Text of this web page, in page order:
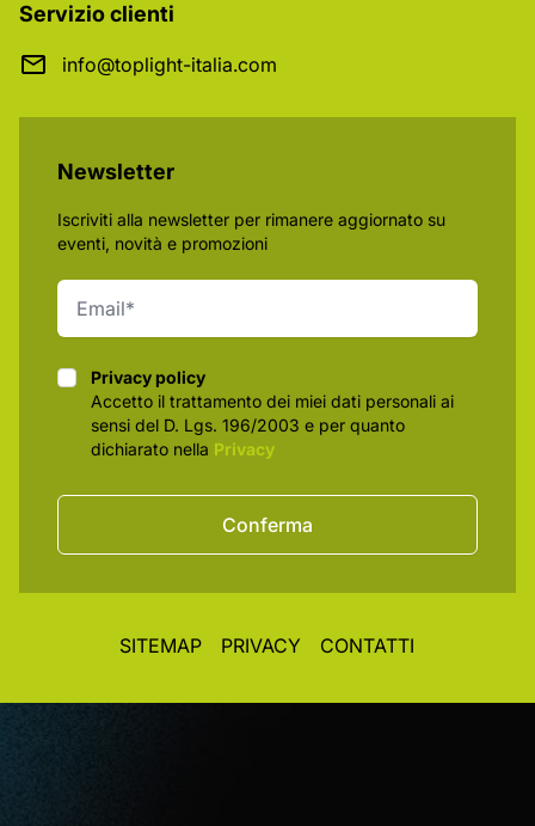
Servizio clienti
info@toplight-italia.com
Newsletter
Iscriviti alla newsletter per rimanere aggiornato su
eventi, novità e promozioni
Privacy policy
Privacy policy
Accetto il trattamento dei miei dati personali ai
sensi del D. Lgs. 196/2003 e per quanto
dichiarato nella Privacy
Conferma
SITEMAP PRIVACY CONTATTI